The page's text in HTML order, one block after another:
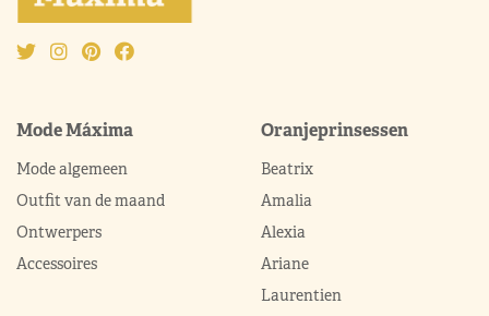
Mode Máxima
Mode algemeen
Outfit van de maand
Ontwerpers
Accessoires
Oranjeprinsessen
Beatrix
Amalia
Alexia
Ariane
Laurentien